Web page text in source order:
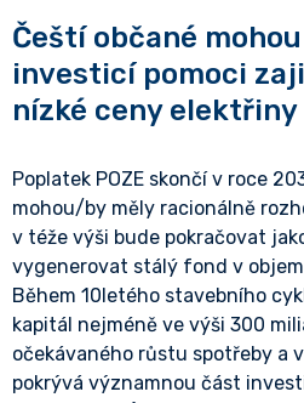
Čeští občané
investicí pomoci
nízké ceny elektřiny
Poplatek POZE skončí v roce
mohou/by měly racionálně
v téže výši bude pokračovat
vygenerovat stálý fond v
Během 10letého stavebního
kapitál nejméně ve výši 300
očekávaného růstu spotřeby a
pokrývá významnou část